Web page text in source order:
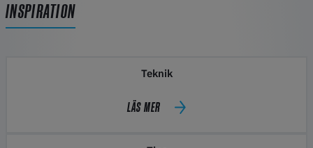
INSPIRATION
Teknik
LÄS MER